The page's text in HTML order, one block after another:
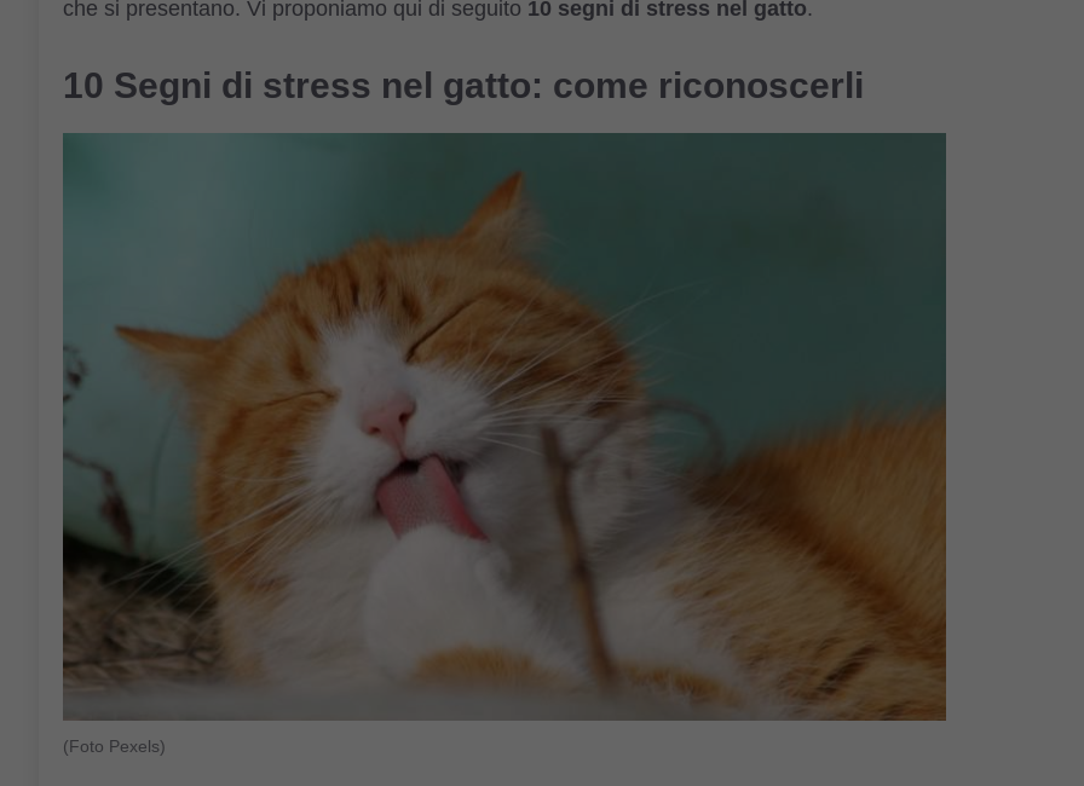
che si presentano. Vi proponiamo qui di seguito 10 segni di stress nel gatto.
10 Segni di stress nel gatto: come riconoscerli
(Foto Pexels)